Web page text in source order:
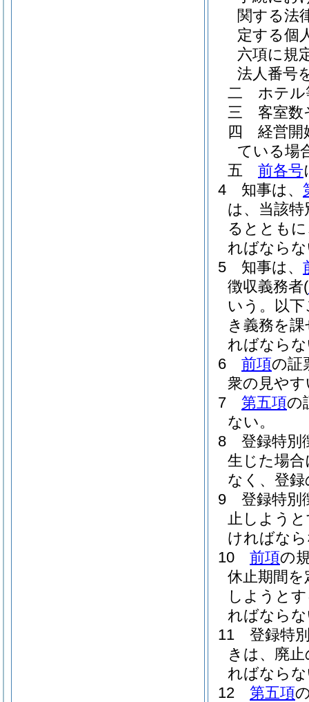
関する法
定する個
六項に規
法人番号
二
ホテル
三
客室数
四
経営開
ている場
五
前各号
4
知事は、
は、当該
るととも
ればなら
5
知事は、
徴収義務者(
いう。以
き義務を
ればなら
6
前項の証
衆の見や
7
第五項の
ない。
8
登録特別
生じた場
なく、登
9
登録特別
止しよう
ければな
10
前項の
休止期間
しようと
ればなら
11
登録特
きは、廃
ればなら
12
第五項